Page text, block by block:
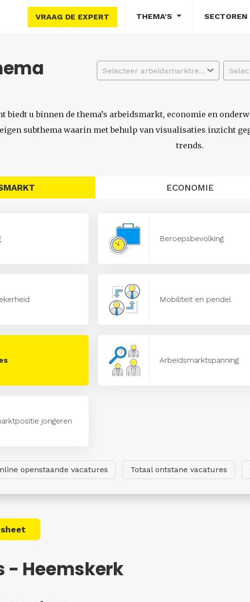
VRAAG DE EXPERT THEMA'S SECTOREN
Selecteer arbeidsmarktregio
biedt u binnen de thema’s arbeidsmarkt, economie en
subthema waarin met behulp van visualisaties inzicht
trends.
ECONOMIE
Beroepsbevolking
Mobiliteit en pendel
Arbeidsmarktspanning
jongeren
openstaande vacatures Totaal ontstane vacatures
- Heemskerk